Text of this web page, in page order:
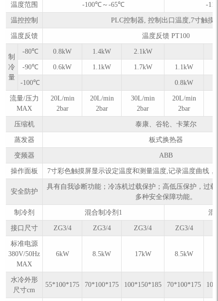
温度范围 -100℃～-65℃ -
温控控制 PLC控制器, 控制出口温度,7寸触摸
温度反馈 温度反馈 PT100
制
冷
量
-80℃ 0.8kW 1.4kW 2.1kW
-90℃ 0.6kW 1.1kW 1.7kW 1.1kW
-100℃ 0.8kW
流量/压力
MAX
20L/min
2bar
20L/min
2bar
30L/min
2bar
20L/min
2bar
压缩机 泰康、谷轮、卡莱尔
蒸发器 板式换热器
变频器 ABB
操作面板 7寸彩色触摸屏显示设定温度和测量温度,记录温度曲线，
安全防护
具有自我诊断功能；冷冻机过载保护；高低压保护，过
多种安全保障功能。
制冷剂 混合制冷剂1 混
接口尺寸 ZG3/4 ZG3/4 ZG3/4 ZG3/4
标准电源
380V/50Hz
MAX
6kW 8.5kW 17kW 8.5kW
水冷外形
尺寸cm
55*100*175 70*100*175 100*150*185 70*100*175